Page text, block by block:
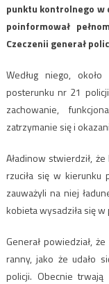
punktu kontrolnego w
poinformował
Czeczenii generał
Według niego,
posterunku nr 21
zachowanie,
zatrzymanie się i
Aładinow stwierdził,
rzuciła się w kierunku
zauważyli na niej
kobieta wysadziła się
Generał powiedział,
ranny, jako że udało
policji. Obecnie